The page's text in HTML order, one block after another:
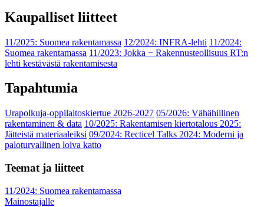
Kaupalliset liitteet
11/2025: Suomea rakentamassa 12/2024: INFRA-lehti 11/2024:
Suomea rakentamassa 11/2023: Jokka − Rakennusteollisuus RT:n
lehti kestävästä rakentamisesta
Tapahtumia
Urapolkuja-oppilaitoskiertue 2026-2027 05/2026: Vähähiilinen
rakentaminen & data 10/2025: Rakentamisen kiertotalous 2025:
Jätteistä materiaaleiksi 09/2024: Recticel Talks 2024: Moderni ja
paloturvallinen loiva katto
Teemat ja liitteet
11/2024: Suomea rakentamassa
Mainostajalle